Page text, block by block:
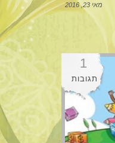
מאי 23, 2016
1
תגובות